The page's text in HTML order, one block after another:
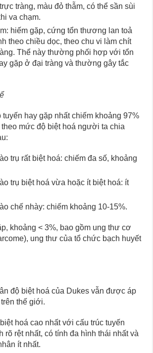
tràng, màu đỏ thẫm, có thể sần sùi
va chạm.
hiếm gặp, cứng tổn thương lan toả
theo chiều dọc, theo chu vi làm chít
Thể này thường phối hợp với tổn
gặp ở đại tràng và thường gây tắc
hay gặp nhất chiếm khoảng 97%
mức độ biệt hoá người ta chia
trụ rất biệt hoá: chiếm đa số, khoảng
trụ biệt hoá vừa hoặc ít biệt hoá: ít
chế nhày: chiếm khoảng 10-15%.
khoảng < 3%, bao gồm ung thư cơ
ung thư của tổ chức bạch huyết
độ biệt hoá của Dukes vẫn được áp
thế giới.
hoá cao nhất với cấu trúc tuyến
rõ rệt nhất, có tính đa hình thái nhất và
ít nhất.